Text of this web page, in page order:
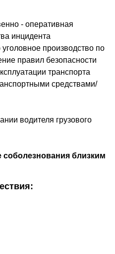
- оперативная
инцидента
производство по
правил безопасности
транспорта
средствами/
водителя грузового
близким